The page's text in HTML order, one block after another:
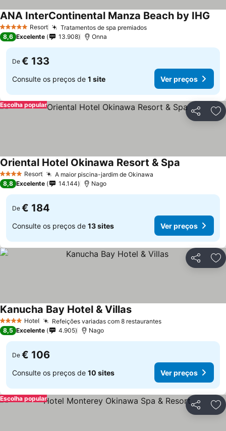
5 Estrelas Resort Tratamentos de spa premiados
ANA InterContinental Manza Beach by IHG
8,6 Excelente 13.908 Onna
De € 133
Consulte os preços de 1 site Ver preços
Partilhar
Escolha popular
4 EstrelasResort A maior piscina-jardim de Okinawa
Oriental Hotel Okinawa Resort & Spa
8,8 Excelente 14.144 Nago
De € 184
Consulte os preços de 13 sites Ver preços
Partilhar
4 EstrelasHotel Refeições variadas com 8 restaurantes
Kanucha Bay Hotel & Villas
8,5 Excelente 4.905 Nago
De € 106
Consulte os preços de 10 sites Ver preços
Partilhar
Escolha popular